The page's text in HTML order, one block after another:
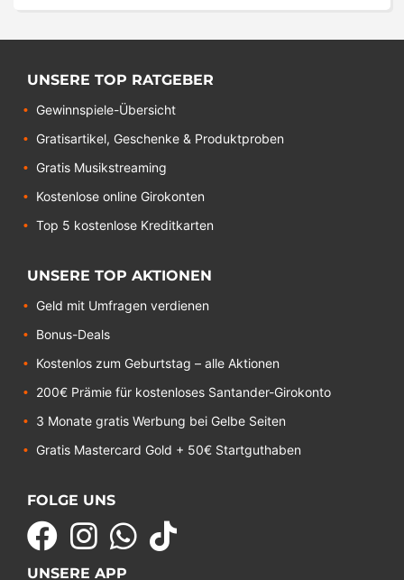
UNSERE TOP RATGEBER
Gewinnspiele-Übersicht
Gratisartikel, Geschenke & Produktproben
Gratis Musikstreaming
Kostenlose online Girokonten
Top 5 kostenlose Kreditkarten
UNSERE TOP AKTIONEN
Geld mit Umfragen verdienen
Bonus-Deals
Kostenlos zum Geburtstag – alle Aktionen
200€ Prämie für kostenloses Santander-Girokonto
3 Monate gratis Werbung bei Gelbe Seiten
Gratis Mastercard Gold + 50€ Startguthaben
FOLGE UNS
UNSERE APP